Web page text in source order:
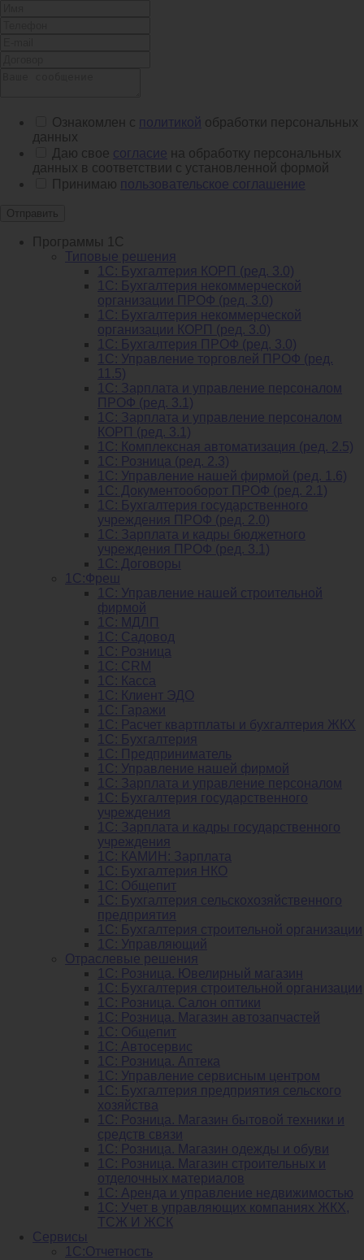
Ознакомлен с политикой обработки персональных
данных
Даю свое согласие на обработку персональных
данных в соответствии с установленной формой
Принимаю пользовательское соглашение
Отправить
Программы 1С
Типовые решения
1C: Бухгалтерия КОРП (ред. 3.0)
1С: Бухгалтерия некоммерческой
организации ПРОФ (ред. 3.0)
1С: Бухгалтерия некоммерческой
организации КОРП (ред. 3.0)
1C: Бухгалтерия ПРОФ (ред. 3.0)
1C: Управление торговлей ПРОФ (ред.
11.5)
1C: Зарплата и управление персоналом
ПРОФ (ред. 3.1)
1C: Зарплата и управление персоналом
КОРП (ред. 3.1)
1C: Комплексная автоматизация (ред. 2.5)
1С: Розница (ред. 2.3)
1С: Управление нашей фирмой (ред. 1.6)
1С: Документооборот ПРОФ (ред. 2.1)
1C: Бухгалтерия государственного
учреждения ПРОФ (ред. 2.0)
1C: Зарплата и кадры бюджетного
учреждения ПРОФ (ред. 3.1)
1С: Договоры
1С:Фреш
1С: Управление нашей строительной
фирмой
1С: МДЛП
1С: Садовод
1С: Розница
1C: CRM
1C: Касса
1С: Клиент ЭДО
1С: Гаражи
1C: Расчет квартплаты и бухгалтерия ЖКХ
1C: Бухгалтерия
1C: Предприниматель
1C: Управление нашей фирмой
1C: Зарплата и управление персоналом
1C: Бухгалтерия государственного
учреждения
1C: Зарплата и кадры государственного
учреждения
1C: КАМИН: Зарплата
1C: Бухгалтерия НКО
1С: Общепит
1С: Бухгалтерия сельскохозяйст­венного
предприятия
1С: Бухгалтерия строительной организации
1С: Управляющий
Отраслевые решения
1С: Розница. Ювелирный магазин
1С: Бухгалтерия строительной организации
1С: Розница. Салон оптики
1С: Розница. Магазин автозапчастей
1C: Общепит
1С: Автосервис
1С: Розница. Аптека
1С: Управление сервисным центром
1С: Бухгалтерия предприятия сельского
хозяйства
1С: Розница. Магазин бытовой техники и
средств связи
1С: Розница. Магазин одежды и обуви
1С: Розница. Магазин строительных и
отделочных материалов
1С: Аренда и управление недвижимостью
1C: Учет в управляющих компаниях ЖКХ,
ТСЖ И ЖСК
Сервисы
1С:Отчетность